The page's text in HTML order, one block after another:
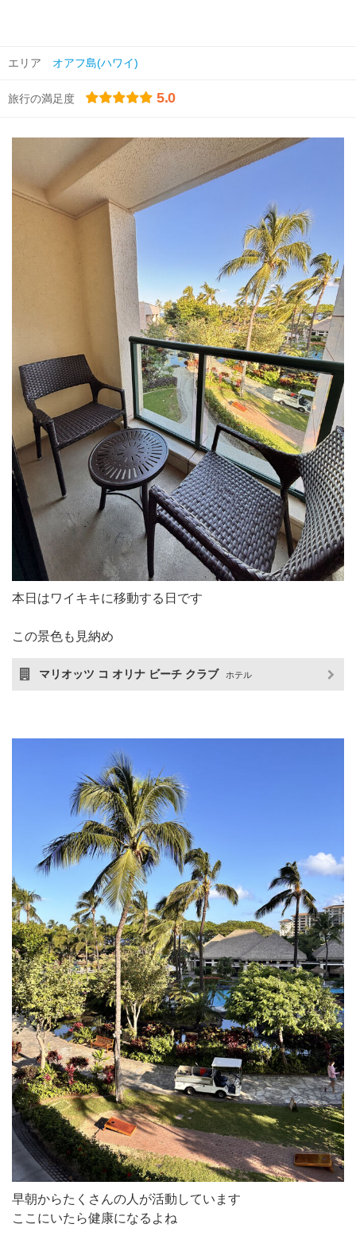
エリア オアフ島(ハワイ)
旅行の満足度 5.0
本日はワイキキに移動する日です
この景色も見納め
マリオッツ コ オリナ ビーチ クラブ ホテル
早朝からたくさんの人が活動しています
ここにいたら健康になるよね